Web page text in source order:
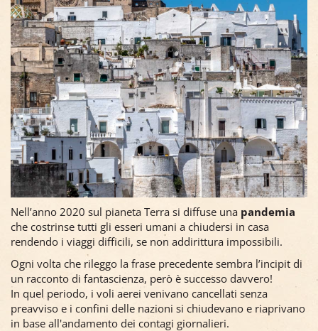
Nell’anno 2020 sul pianeta Terra si diffuse una pandemia
che costrinse tutti gli esseri umani a chiudersi in casa
rendendo i viaggi difficili, se non addirittura impossibili.
Ogni volta che rileggo la frase precedente sembra l’incipit di
un racconto di fantascienza, però è successo davvero!
In quel periodo, i voli aerei venivano cancellati senza
preavviso e i confini delle nazioni si chiudevano e riaprivano
in base all'andamento dei contagi giornalieri.